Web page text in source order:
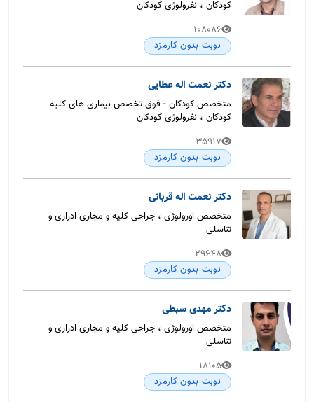
کودکان ، نفرولوژی کودکان
108086
نوبت بدون کارمزد
دکتر نعمت اله عطایی
متخصص کودکان - فوق تخصص بیماری های کلیه
کودکان ، نفرولوژی کودکان
35917
نوبت بدون کارمزد
دکتر نعمت اله قربانی
متخصص اورولوژی ، جراحی کلیه و مجاری ادراری و
تناسلی
29648
نوبت بدون کارمزد
دکتر مهدی سبطی
متخصص اورولوژی ، جراحی کلیه و مجاری ادراری و
تناسلی
18105
نوبت بدون کارمزد